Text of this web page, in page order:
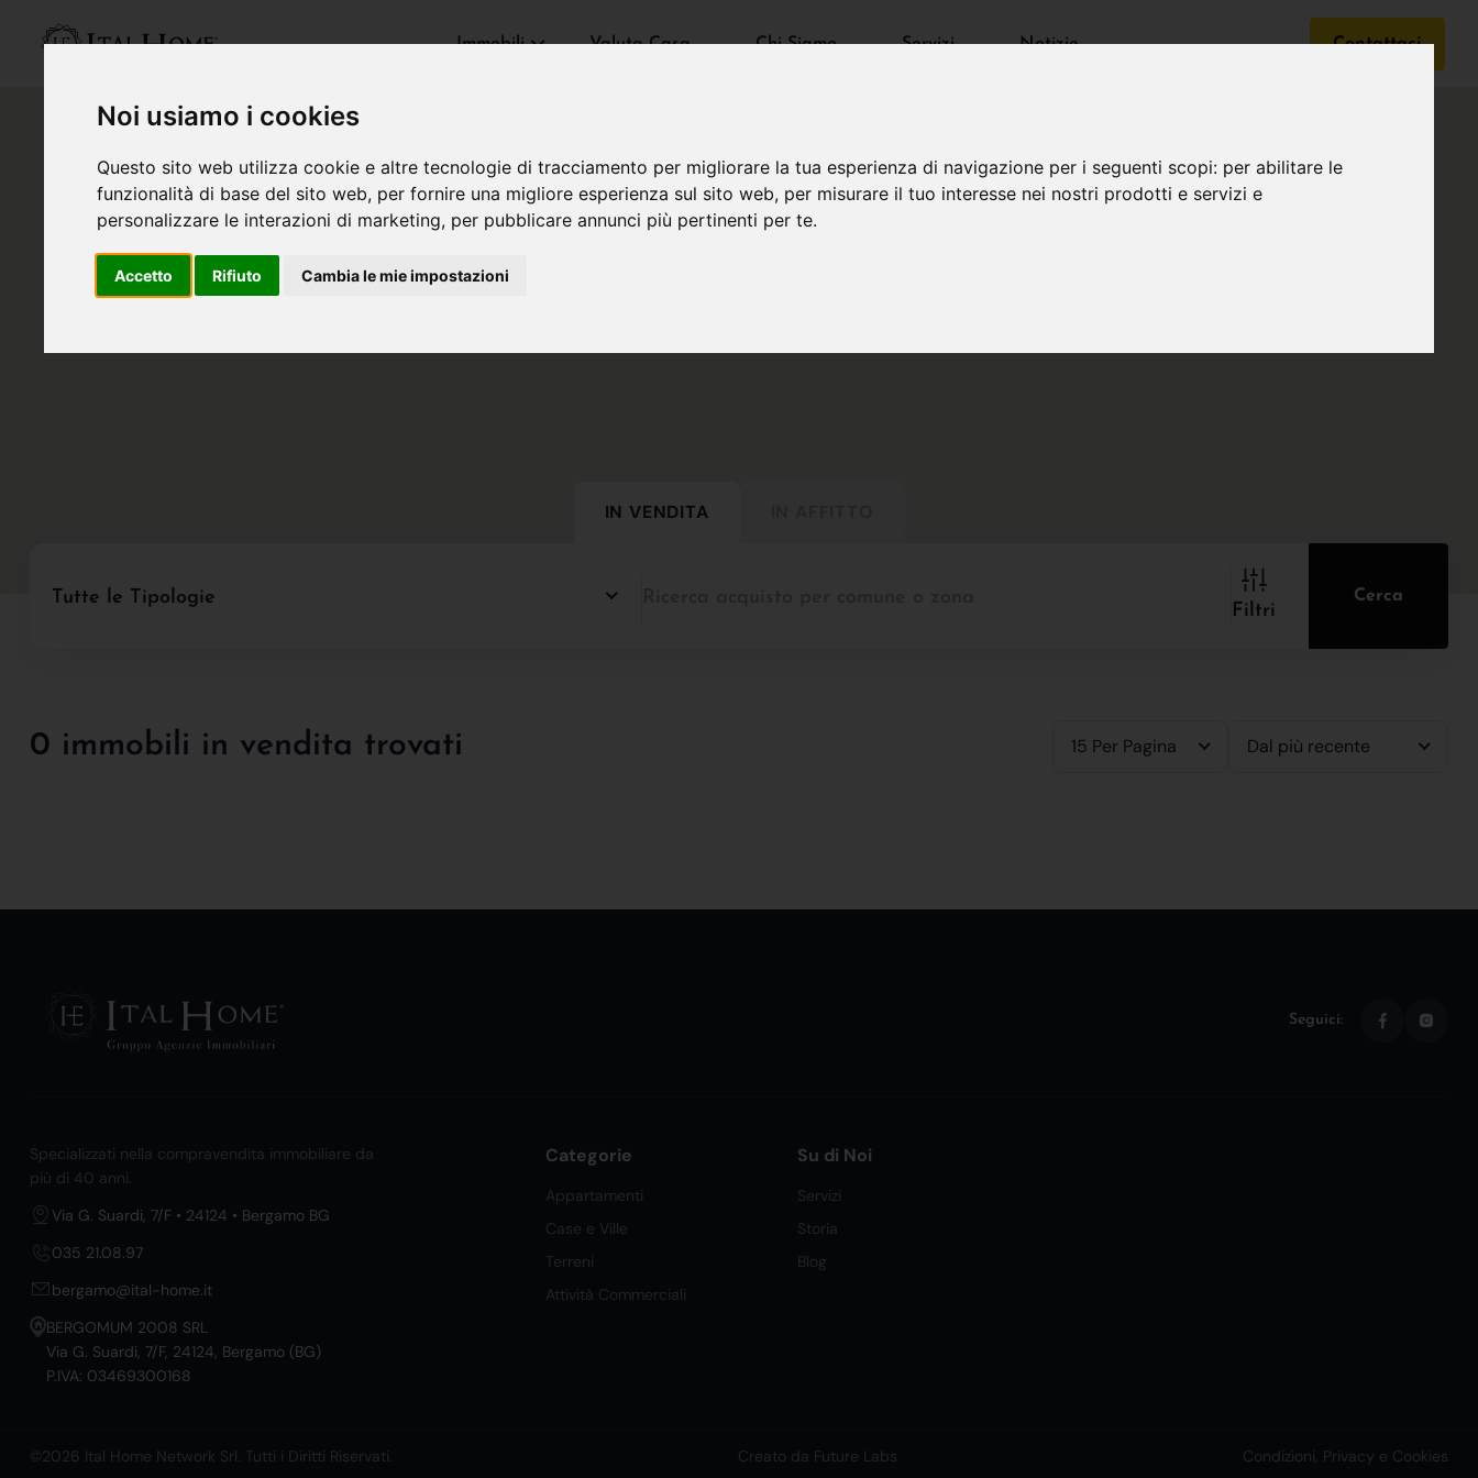
Noi usiamo i cookies
Questo sito web utilizza cookie e altre tecnologie di tracciamento per migliorare la tua esperienza di navigazione per i seguenti scopi: per abilitare le
funzionalità di base del sito web, per fornire una migliore esperienza sul sito web, per misurare il tuo interesse nei nostri prodotti e servizi e
personalizzare le interazioni di marketing, per pubblicare annunci più pertinenti per te.
Accetto Rifiuto Cambia le mie impostazioni
Immobili Valuta Casa Chi Siamo Servizi Notizie Contattaci
IN VENDITA
Tutte le Tipologie
Filtri
Cerca
0 immobili in vendita trovati 15 Per Pagina Dal più recente
Seguici:
Specializzati nella compravendita immobiliare da
più di 40 anni.
Via G. Suardi, 7/F • 24124 • Bergamo BG
035 21.08.97
bergamo@ital-home.it
BERGOMUM 2008 SRL
Via G. Suardi, 7/F, 24124, Bergamo (BG)
P.IVA: 03469300168
Categorie
Appartamenti
Case e Ville
Terreni
Attività Commerciali
Su di Noi
Servizi
Storia
Blog
©2026 Ital Home Network Srl. Tutti i Diritti Riservati. Creato da Future Labs Condizioni, Privacy e Cookies